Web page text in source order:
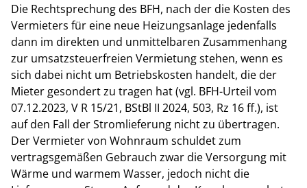
Die Rechtsprechung des BFH, nach der die Kosten des
Vermieters für eine neue Heizungsanlage jedenfalls
dann im direkten und unmittelbaren Zusammenhang
zur umsatzsteuerfreien Vermietung stehen, wenn es
sich dabei nicht um Betriebskosten handelt, die der
Mieter gesondert zu tragen hat (vgl. BFH-Urteil vom
07.12.2023, V R 15/21, BStBl II 2024, 503, Rz 16 ff.), ist
auf den Fall der Stromlieferung nicht zu übertragen.
Der Vermieter von Wohnraum schuldet zum
vertragsgemäßen Gebrauch zwar die Versorgung mit
Wärme und warmem Wasser, jedoch nicht die